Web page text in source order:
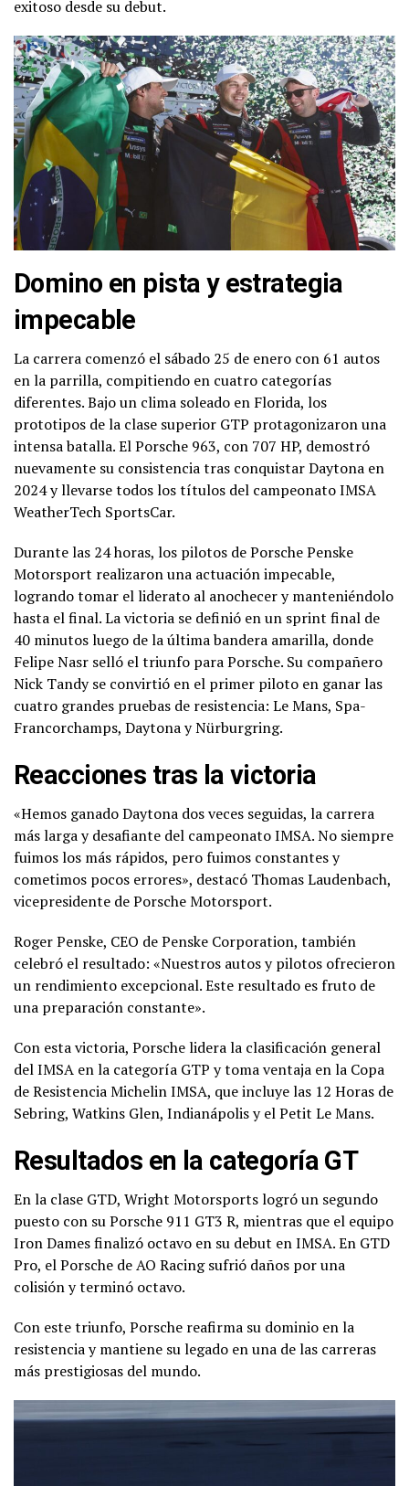
exitoso desde su debut.
Domino en pista y estrategia
impecable
La carrera comenzó el sábado 25 de enero con 61 autos
en la parrilla, compitiendo en cuatro categorías
diferentes. Bajo un clima soleado en Florida, los
prototipos de la clase superior GTP protagonizaron una
intensa batalla. El Porsche 963, con 707 HP, demostró
nuevamente su consistencia tras conquistar Daytona en
2024 y llevarse todos los títulos del campeonato IMSA
WeatherTech SportsCar.
Durante las 24 horas, los pilotos de Porsche Penske
Motorsport realizaron una actuación impecable,
logrando tomar el liderato al anochecer y manteniéndolo
hasta el final. La victoria se definió en un sprint final de
40 minutos luego de la última bandera amarilla, donde
Felipe Nasr selló el triunfo para Porsche. Su compañero
Nick Tandy se convirtió en el primer piloto en ganar las
cuatro grandes pruebas de resistencia: Le Mans, Spa-
Francorchamps, Daytona y Nürburgring.
Reacciones tras la victoria
«Hemos ganado Daytona dos veces seguidas, la carrera
más larga y desafiante del campeonato IMSA. No siempre
fuimos los más rápidos, pero fuimos constantes y
cometimos pocos errores», destacó Thomas Laudenbach,
vicepresidente de Porsche Motorsport.
Roger Penske, CEO de Penske Corporation, también
celebró el resultado: «Nuestros autos y pilotos ofrecieron
un rendimiento excepcional. Este resultado es fruto de
una preparación constante».
Con esta victoria, Porsche lidera la clasificación general
del IMSA en la categoría GTP y toma ventaja en la Copa
de Resistencia Michelin IMSA, que incluye las 12 Horas de
Sebring, Watkins Glen, Indianápolis y el Petit Le Mans.
Resultados en la categoría GT
En la clase GTD, Wright Motorsports logró un segundo
puesto con su Porsche 911 GT3 R, mientras que el equipo
Iron Dames finalizó octavo en su debut en IMSA. En GTD
Pro, el Porsche de AO Racing sufrió daños por una
colisión y terminó octavo.
Con este triunfo, Porsche reafirma su dominio en la
resistencia y mantiene su legado en una de las carreras
más prestigiosas del mundo.